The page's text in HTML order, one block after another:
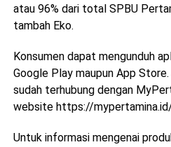
atau 96% dari total SPBU
tambah Eko.
Konsumen dapat mengunduh
Google Play maupun App
sudah terhubung dengan
website https://
Untuk informasi mengenai